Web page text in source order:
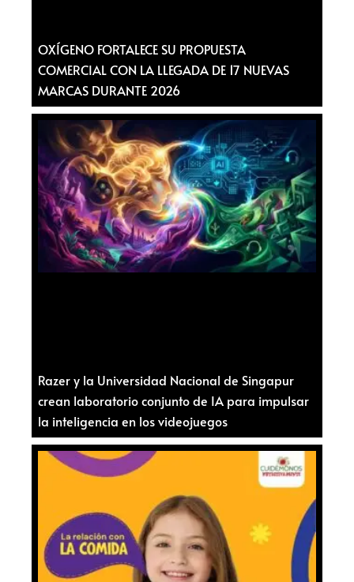
OXÍGENO FORTALECE SU PROPUESTA
COMERCIAL CON LA LLEGADA DE 17 NUEVAS
MARCAS DURANTE 2026
Razer y la Universidad Nacional de Singapur
crean laboratorio conjunto de IA para impulsar
la inteligencia en los videojuegos